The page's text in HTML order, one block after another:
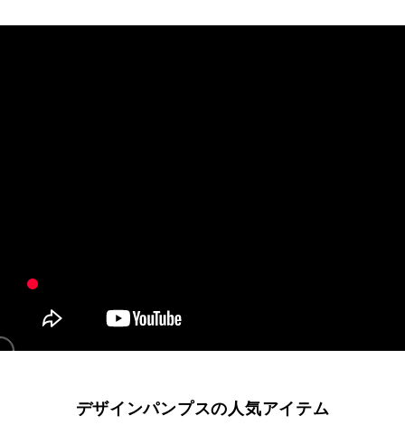
デザインパンプスの人気アイテム